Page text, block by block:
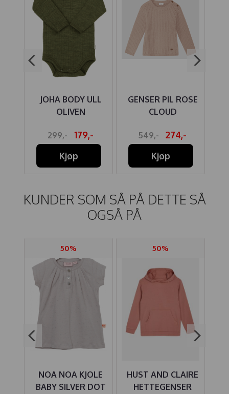
JOHA BODY ULL
OLIVEN
299,-
179,-
Kjøp
GENSER PIL ROSE
CLOUD
549,-
274,-
Kjøp
KUNDER SOM SÅ PÅ DETTE SÅ
OGSÅ PÅ
50%
NOA NOA KJOLE
BABY SILVER DOT
50%
HUST AND CLAIRE
HETTEGENSER